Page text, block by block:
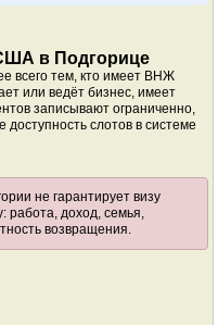
в Подгорице
всего тем, кто имеет ВНЖ
или ведёт бизнес, имеет
записывают ограниченно,
слотов в системе
не гарантирует визу
работа, доход, семья,
возвращения.